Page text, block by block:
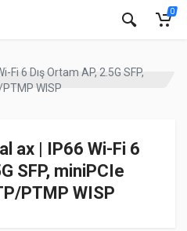
0
6 Dış Ortam AP, 2.5G SFP,
WISP
ax | IP66 Wi-Fi 6
SFP, miniPCIe
PTMP WISP